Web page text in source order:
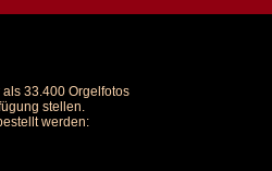
33.400 Orgelfotos
stellen.
werden: